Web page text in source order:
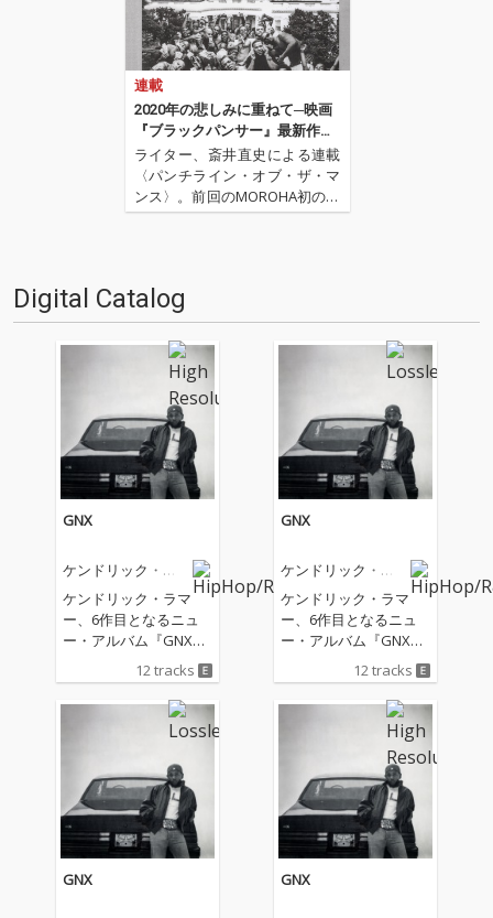
連載
2020年の悲しみに重ねて─映画
『ブラックパンサー』最新作予
告編と“Alright”
ライター、斎井直史による連載
〈パンチライン・オブ・ザ・マ
ンス〉。前回のMOROHA初の武
道館に寄せたアフロとの往復書
サー／ワカンダ・フォーエバ
ー』の予告編とそこで起用さ
れ…
Digital Catalog
GNX
ケンドリック・ラ
ケンドリック・ラマ
ー、6作目となるニュ
ー・アルバム『GNX』
をサプライズ・リリー
ス！
12 tracks
GNX
ケンドリック・ラ
ケンドリック・ラマ
ー、6作目となるニュ
ー・アルバム『GNX』
をサプライズ・リリー
ス！
12 tracks
GNX GNX